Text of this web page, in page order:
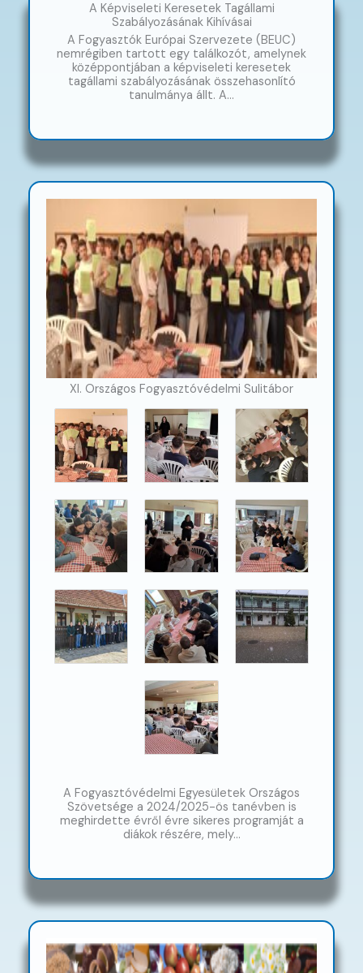
A Képviseleti Keresetek Tagállami
Szabályozásának Kihívásai
A Fogyasztók Európai Szervezete (BEUC)
nemrégiben tartott egy találkozót, amelynek
középpontjában a képviseleti keresetek
tagállami szabályozásának összehasonlító
tanulmánya állt. A…
XI. Országos Fogyasztóvédelmi Sulitábor
A Fogyasztóvédelmi Egyesületek Országos
Szövetsége a 2024/2025-ös tanévben is
meghirdette évről évre sikeres programját a
diákok részére, mely…